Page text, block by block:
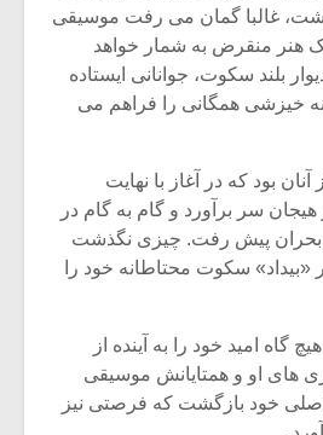
غالبا گمان می رفت موسیقی
یک هنر منقرض به شمار خواهد
بلند سکوت، جوانانی ایستاده
خیزشی همگانی را فراهم می
بود که در آغاز با نهایت
هیجان سر برآورد و گام به گام در
بحران پیش رفت. چیزی نگذشت
سکوت محتاطانه خود را
گاه امید خود را به آینده از
های او و همتایانش موسیقی
اصلی خود بازگشت که فرصتی نیز
روژا
بر موسیقی
«متری
توانی
باشی،
باش
دوره
موسیقی
موسیقی